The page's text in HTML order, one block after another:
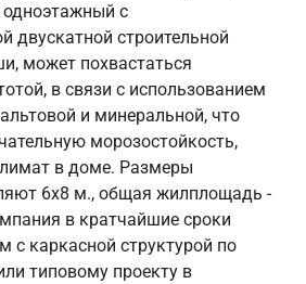
одноэтажный с
двускатной строительной
может похвастаться
в связи с использованием
и минеральной, что
морозостойкость,
в доме. Размеры
6х8 м., общая жилплощадь -
в кратчайшие сроки
с каркасной структурой по
типовому проекту в